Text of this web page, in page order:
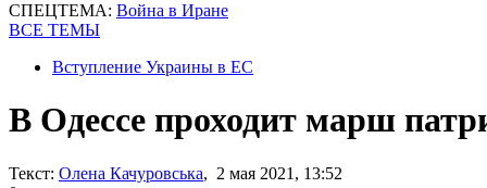
СПЕЦТЕМА: Война в Иране
ВСЕ ТЕМЫ
Вступление Украины в ЕС
В Одессе проходит марш
Текст: Олена Качуровська, 2 мая 2021, 13:52